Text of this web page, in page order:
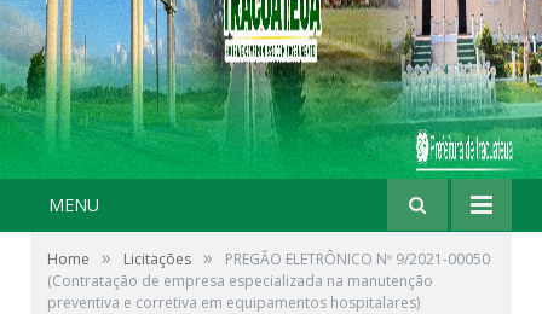
MENU
Home » Licitações »
PREGÃO ELETRÔNICO Nº 9/2021-00050
(Contratação de empresa especializada na manutenção
preventiva e corretiva em equipamentos hospitalares)